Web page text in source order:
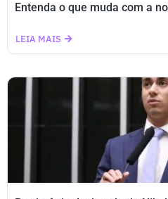
Entenda o que muda com a
LEIA MAIS